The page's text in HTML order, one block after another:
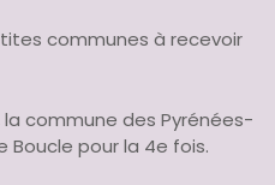
communes à recevoir
commune des Pyrénées-
pour la 4e fois.